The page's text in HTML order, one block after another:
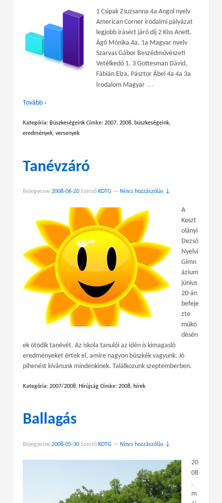
1 Csipak Zsuzsanna 4a Angol nyelv
American Corner irodalmi pályázat
legjobb írásért járó díj 2 Kiss Anett,
Ágó Mónika 4a, 1a Magyar nyelv
Szarvas Gábor Beszédművészeti
Vetélkedő 1. 3 Gottesman Dávid,
Fábián Elza, Pásztor Ábel 4a 4a 3a
Irodalom Magyar …
Tovább ›
Kategória: Büszkeségeink Címke: 2007, 2008, büszkeségeink,
eredmények, versenyek
Tanévzáró
Bejegyezve 2008-06-20 Szerző KDTG — Nincs hozzászólás ↓
A
Koszt
olányi
Dezső
Nyelvi
Gimn
ázium
június
20-án
befeje
zte
műkö
désén
ek ötödik tanévét. Az iskola tanulói az idén is kimagasló
eredményeket értek el, amire nagyon bűszkék vagyunk. Jó
pihenést kívánunk mindenkinek. Találkozunk szeptemberben.
Kategória: 2007/2008, Hírújság Címke: 2008, hírek
Ballagás
Bejegyezve 2008-05-30 Szerző KDTG — Nincs hozzászólás ↓
20
08
.
m